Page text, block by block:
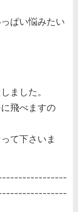
ぱい悩みたい
ました。
飛べますの
て下さいま